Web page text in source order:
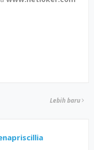
Lebih baru